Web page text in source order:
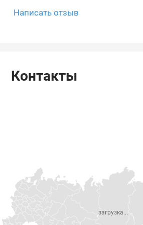
Написать отзыв
Контакты
загрузка...